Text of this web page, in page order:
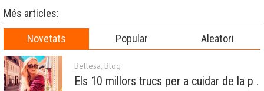
Més articles:
Novetats Popular Aleatori
Bellesa, Blog
Els 10 millors trucs per a cuidar de la pell a la primavera